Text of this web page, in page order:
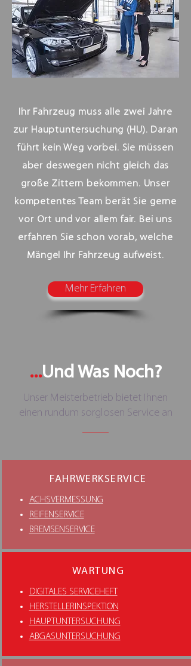
Ihr Fahrzeug muss alle zwei Jahre
zur Hauptuntersuchung (HU). Daran
führt kein Weg vorbei. Sie müssen
aber deswegen nicht gleich das
große Zittern bekommen. Unser
kompetentes Team berät Sie gerne
vor Ort und vor allem fair. Bei uns
erfahren Sie schon vorab, welche
Mängel Ihr Fahrzeug aufweist.
Mehr Erfahren
...Und Was Noch?
Unser Meisterbetrieb bietet Ihnen
einen rundum sorglosen Service an
FAHRWERKSERVICE
ACHSVERMESSUNG
REIFENSERVICE
BREMSENSERVICE
WARTUNG
DIGITALES SERVICEHEFT
HERSTELLERINSPEKTION
HAUPTUNTERSUCHUNG
ABGASUNTERSUCHUNG